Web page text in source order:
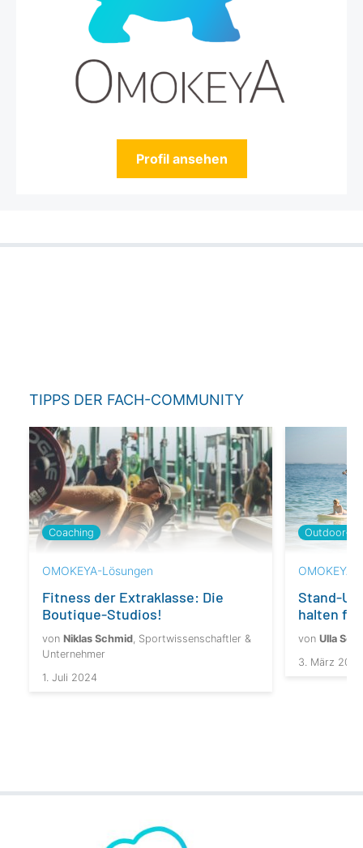
Profil ansehen
TIPPS DER FACH-COMMUNITY
Coaching
OMOKEYA-Lösungen
Fitness der Extraklasse: Die
Boutique-Studios!
von Niklas Schmid , Sportwissenschaftler &
Unternehmer
1. Juli 2024
Outdoor-
Stand-
halten
von Ulla
3. März 2025